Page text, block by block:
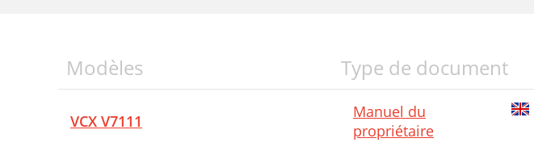
Modèles Type de document
VCX V7111
Manuel du
propriétaire